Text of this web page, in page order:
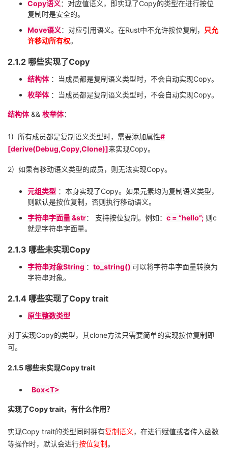
Copy语义：对应值语义，即实现了Copy的类型在进行按位
复制时是安全的。
Move语义：对应引用语义。在Rust中不允许按位复制，
只允
许移动所有权。
2.1.2 哪些实现了Copy
结构体 ：当成员都是复制语义类型时，不会自动实现Copy。
枚举体 ：当成员都是复制语义类型时，不会自动实现Copy。
结构体&& 枚举体：
1) 所有成员都是复制语义类型时，需要添加属性#
[derive(Debug,Copy,Clone)]来实现Copy。
2) 如果有移动语义类型的成员，则无法实现Copy。
元组类型 ：本身实现了Copy。如果元素均为复制语义类型，
则默认是按位复制，否则执行移动语义。
字符串字面量&str： 支持按位复制。例如： c = “hello”; 则c
就是字符串字面量。
2.1.3 哪些未实现Copy
字符串对象String ： to_string() 可以将字符串字面量转换为
字符串对象。
2.1.4 哪些实现了Copy trait
原生整数类型
对于实现Copy的类型，其clone方法只需要简单的实现按位复制即
可。
2.1.5 哪些未实现Copy trait
Box<T>
实现了Copy trait，有什么作用？
实现Copy trait的类型同时拥有复制语义 ，在进行赋值或者传入函数
等操作时，默认会进行按位复制。